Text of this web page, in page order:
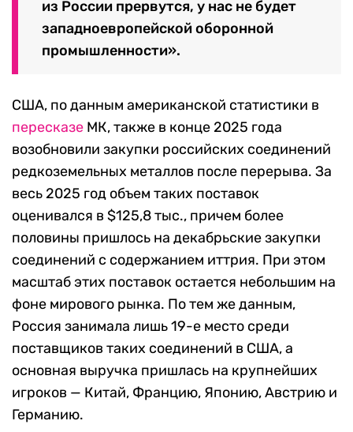
из России прервутся, у нас не будет
западноевропейской оборонной
промышленности».
США, по данным американской статистики в
пересказе МК, также в конце 2025 года
возобновили закупки российских соединений
редкоземельных металлов после перерыва. За
весь 2025 год объем таких поставок
оценивался в $125,8 тыс., причем более
половины пришлось на декабрьские закупки
соединений с содержанием иттрия. При этом
масштаб этих поставок остается небольшим на
фоне мирового рынка. По тем же данным,
Россия занимала лишь 19-е место среди
поставщиков таких соединений в США, а
основная выручка пришлась на крупнейших
игроков — Китай, Францию, Японию, Австрию и
Германию.